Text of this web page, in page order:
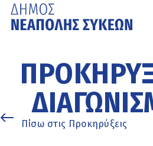
κυρίως
περιεχόμενο
Πίσω στις Προκηρύξεις